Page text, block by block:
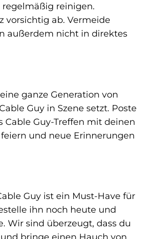
regelmäßig reinigen.
vorsichtig ab. Vermeide
außerdem nicht in direktes
ganze Generation von
Guy in Szene setzt. Poste
Cable Guy-Treffen mit deinen
und neue Erinnerungen
Guy ist ein Must-Have für
ihn noch heute und
Wir sind überzeugt, dass du